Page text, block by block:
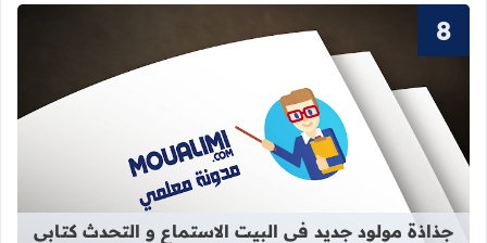
قراءة المزيد عن جذاذة مولود جديد
جذاذة مولود جديد في البيت الاستماع و التحدث كتابي